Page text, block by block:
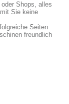
Shops, alles
Sie keine
Seiten
freundlich